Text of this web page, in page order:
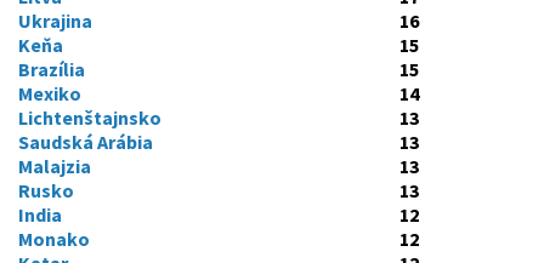
Ukrajina
16
Keňa
15
Brazília
15
Mexiko
14
Lichtenštajnsko
13
Saudská Arábia
13
Malajzia
13
Rusko
13
India
12
Monako
12